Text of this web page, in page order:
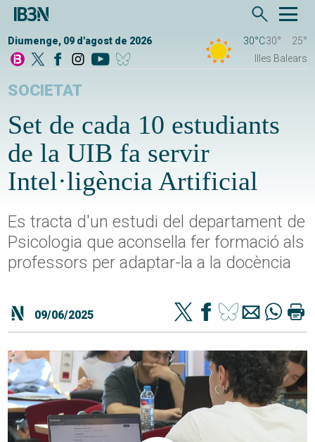
Diumenge, 09 d'agost de 2026 30°C30°
25°
Illes Balears
SOCIETAT
Set de cada 10 estudiants
de la UIB fa servir
Intel·ligència Artificial
Es tracta d'un estudi del departament de
Psicologia que aconsella fer formació als
professors per adaptar-la a la docència
09/06/2025